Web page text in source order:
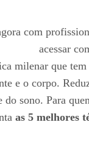
com
acessar
milenar que
e o corpo.
do sono. Para
as 5 melhores